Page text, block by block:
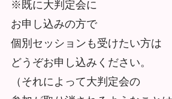
※既に大判定会に
お申し込みの方で
個別セッションも受けたい方は
どうぞお申し込みください。
（それによって大判定会の